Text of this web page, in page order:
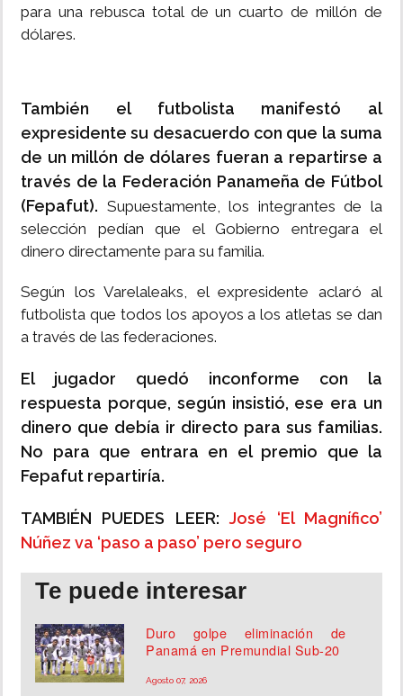
para una rebusca total de un cuarto de millón de
dólares.
También el futbolista manifestó al
expresidente su desacuerdo con que la suma
de un millón de dólares fueran a repartirse a
través de la Federación Panameña de Fútbol
(Fepafut). Supuestamente, los integrantes de la
selección pedían que el Gobierno entregara el
dinero directamente para su familia.
Según los Varelaleaks, el expresidente aclaró al
futbolista que todos los apoyos a los atletas se dan
a través de las federaciones.
El jugador quedó inconforme con la
respuesta porque, según insistió, ese era un
dinero que debía ir directo para sus familias.
No para que entrara en el premio que la
Fepafut repartiría.
TAMBIÉN PUEDES LEER:José ‘El Magnífico’
Núñez va ‘paso a paso’ pero seguro
Te puede interesar
Duro golpe eliminación de
Panamá en Premundial Sub-20
Agosto 07, 2026